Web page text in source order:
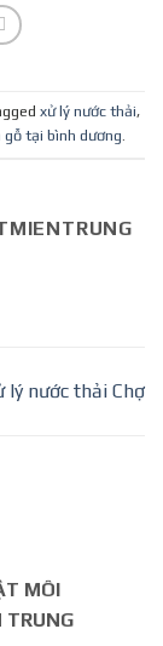
xử lý nước thải,
gỗ tại bình dương
lý nước thải Chợ
MÔI
TRUNG